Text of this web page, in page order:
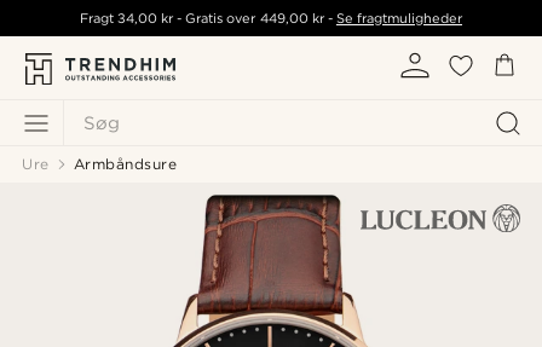
Søg
Fragt34,00 kr - Gratis over 449,00 kr- Se fragtmuligheder
Ure Armbåndsure